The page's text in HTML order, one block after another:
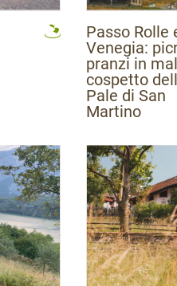
Passo Rolle
Venegia:
pranzi in
cospetto
Pale di San
Martino